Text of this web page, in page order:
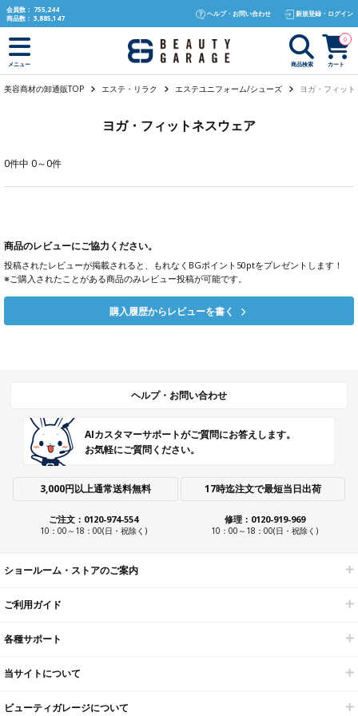
text.skipToContent
text.skipToNavigation
会員数： 755,244
商品数： 3,885,147
ヘルプ・お問い合わせ 新規登録・ログイン
メニュー 商品検索 カート
0
美容商材の卸通販TOP エステ・リラク エステユニフォーム/シューズ ヨガ・フィッ
ヨガ・フィットネスウェア
0件中 0～0件
商品のレビューにご協力ください。
投稿されたレビューが掲載されると、もれなくBGポイント50ptをプレゼントします！
※ご購入されたことがある商品のみレビュー投稿が可能です。
購入履歴からレビューを書く
ヘルプ・お問い合わせ
AIカスタマーサポートがご質問にお答えします。
お気軽にご質問ください。
3,000円以上通常送料無料 17時迄注文で最短当日出荷
ご注文：0120-974-554
10：00～18：00(日・祝除く)
修理：0120-919-969
10：00～18：00(日・祝除く)
ショールーム・ストアのご案内
ご利用ガイド
各種サポート
当サイトについて
ビューティガレージについて